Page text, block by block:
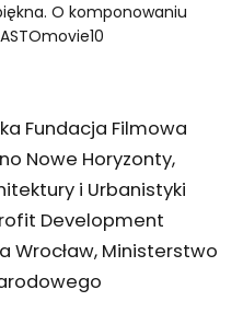
O komponowaniu
Fundacja Filmowa
Nowe Horyzonty,
i Urbanistyki
Development
Wrocław, Ministerstwo